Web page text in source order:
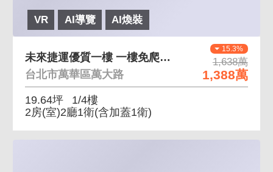
VR AI導覽 AI煥裝
15.3%
1,638萬
1,388萬
未來捷運優質一樓 一樓免爬高，屋況佳
台北市萬華區萬大路
19.64坪
1/4樓
2房(室)2廳1衛(含加蓋1衛)